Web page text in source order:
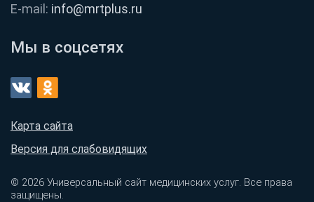
E-mail: info@mrtplus.ru
Мы в соцсетях
Карта сайта
Версия для слабовидящих
© 2026 Универсальный сайт медицинских услуг. Все права
защищены.